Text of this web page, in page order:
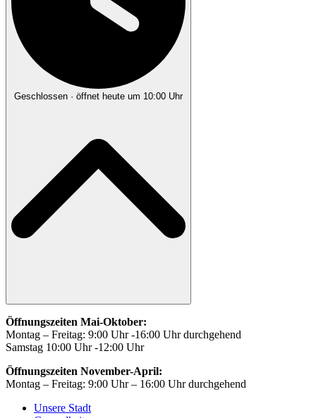
Geschlossen · öffnet heute um 10:00 Uhr
Öffnungszeiten Mai-Oktober:
Montag – Freitag: 9:00 Uhr -16:00 Uhr durchgehend
Samstag 10:00 Uhr -12:00 Uhr
Öffnungszeiten November-April:
Montag – Freitag: 9:00 Uhr – 16:00 Uhr durchgehend
Unsere Stadt